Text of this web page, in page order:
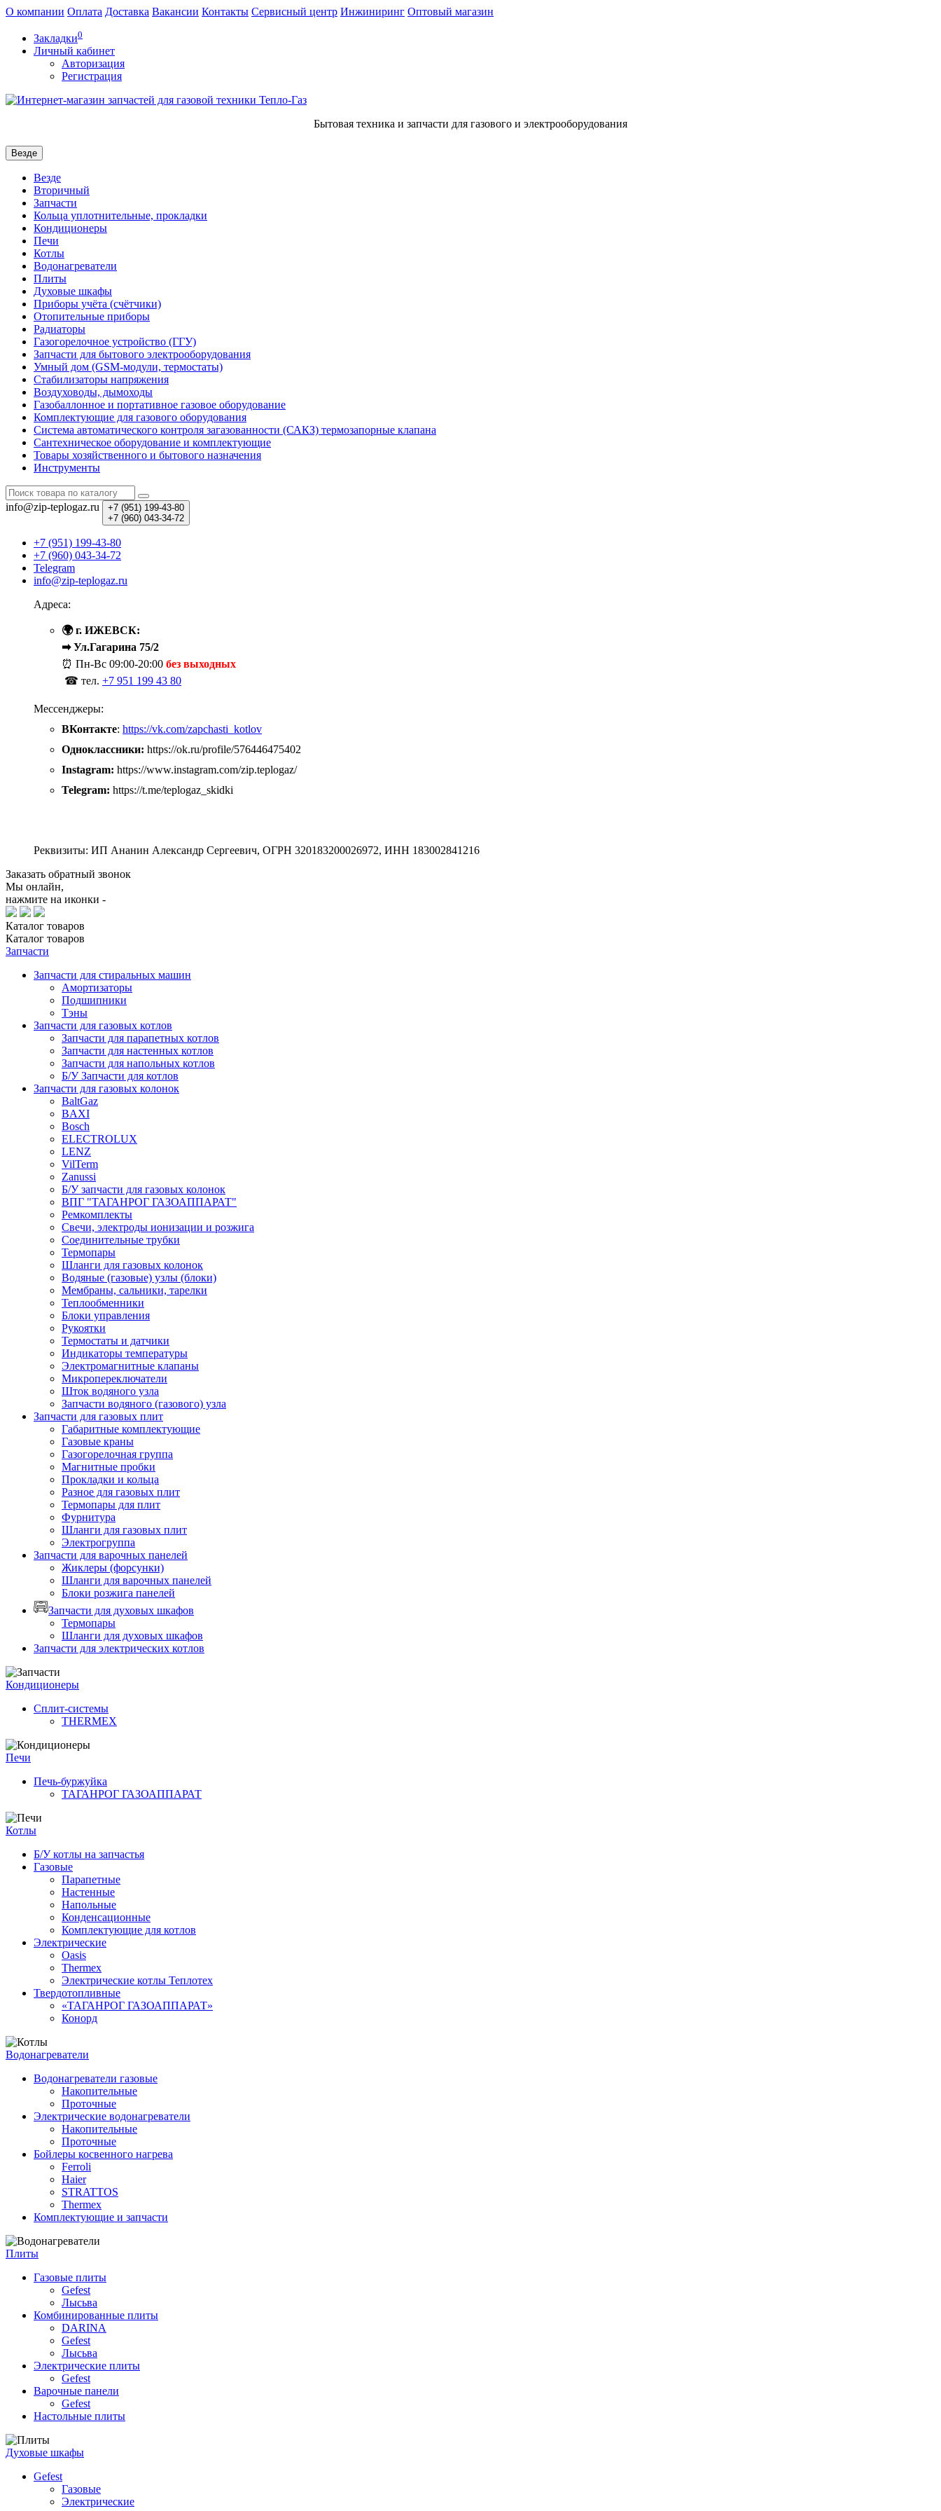
О компании Оплата Доставка Вакансии Контакты Сервисный центр Инжиниринг Оптовый магазин
Закладки0
Личный кабинет
Авторизация
Регистрация
Бытовая техника и запчасти для газового и электрооборудования
Везде
Везде
Вторичный
Запчасти
Кольца уплотнительные, прокладки
Кондиционеры
Печи
Котлы
Водонагреватели
Плиты
Духовые шкафы
Приборы учёта (счётчики)
Отопительные приборы
Радиаторы
Газогорелочное устройство (ГГУ)
Запчасти для бытового электрооборудования
Умный дом (GSM-модули, термостаты)
Cтабилизаторы напряжения
Воздуховоды, дымоходы
Газобаллонное и портативное газовое оборудование
Комплектующие для газового оборудования
Система автоматического контроля загазованности (САКЗ) термозапорные клапана
Сантехническое оборудование и комплектующие
Товары хозяйственного и бытового назначения
Инструменты
info@zip-teplogaz.ru +7 (951) 199-43-80
+7 (960) 043-34-72
+7 (951) 199-43-80
+7 (960) 043-34-72
Telegram
info@zip-teplogaz.ru
Адреса:
🌍 г. ИЖЕВСК:
➡ Ул.Гагарина 75/2
⏰ Пн-Вс 09:00-20:00 без выходных
☎ тел. +7 951 199 43 80
Мессенджеры:
ВКонтакте: https://vk.com/zapchasti_kotlov
Одноклассники: https://ok.ru/profile/576446475402
Instagram: https://www.instagram.com/zip.teplogaz/
Telegram: https://t.me/teplogaz_skidki
Реквизиты: ИП Ананин Александр Сергеевич, ОГРН 320183200026972, ИНН 183002841216
Заказать обратный звонок
Мы онлайн,
нажмите на иконки -
Каталог товаров
Каталог товаров
Запчасти
Запчасти для стиральных машин
Амортизаторы
Подшипники
Тэны
Запчасти для газовых котлов
Запчасти для парапетных котлов
Запчасти для настенных котлов
Запчасти для напольных котлов
Б/У Запчасти для котлов
Запчасти для газовых колонок
BaltGaz
BAXI
Bosch
ELECTROLUX
LENZ
VilTerm
Zanussi
Б/У запчасти для газовых колонок
ВПГ "ТАГАНРОГ ГАЗОАППАРАТ"
Ремкомплекты
Свечи, электроды ионизации и розжига
Соединительные трубки
Термопары
Шланги для газовых колонок
Водяные (газовые) узлы (блоки)
Мембраны, сальники, тарелки
Теплообменники
Блоки управления
Рукоятки
Термостаты и датчики
Индикаторы температуры
Электромагнитные клапаны
Микропереключатели
Шток водяного узла
Запчасти водяного (газового) узла
Запчасти для газовых плит
Габаритные комплектующие
Газовые краны
Газогорелочная группа
Магнитные пробки
Прокладки и кольца
Разное для газовых плит
Термопары для плит
Фурнитура
Шланги для газовых плит
Электрогруппа
Запчасти для варочных панелей
Жиклеры (форсунки)
Шланги для варочных панелей
Блоки розжига панелей
Запчасти для духовых шкафов
Термопары
Шланги для духовых шкафов
Запчасти для электрических котлов
Кондиционеры
Сплит-системы
THERMEX
Печи
Печь-буржуйка
ТАГАНРОГ ГАЗОАППАРАТ
Котлы
Б/У котлы на запчастья
Газовые
Парапетные
Настенные
Напольные
Конденсационные
Комплектующие для котлов
Электрические
Oasis
Thermex
Электрические котлы Теплотех
Твердотопливные
«ТАГАНРОГ ГАЗОАППАРАТ»
Конорд
Водонагреватели
Водонагреватели газовые
Накопительные
Проточные
Электрические водонагреватели
Накопительные
Проточные
Бойлеры косвенного нагрева
Ferroli
Haier
STRATTOS
Thermex
Комплектующие и запчасти
Плиты
Газовые плиты
Gefest
Лысьва
Комбинированные плиты
DARINA
Gefest
Лысьва
Электрические плиты
Gefest
Варочные панели
Gefest
Настольные плиты
Духовые шкафы
Gefest
Газовые
Электрические